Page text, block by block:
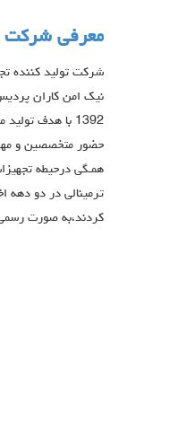
معرفی شرکت
شرکت تولید کننده
نیک امن کاران
1392 با هدف
حضور متخصصین و
همـگی درحیطه
ترمینالی در دو دهه
کردند،به صورت